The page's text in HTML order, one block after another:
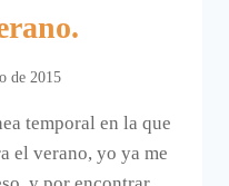
de 2015
temporal en la que
el verano, yo ya me